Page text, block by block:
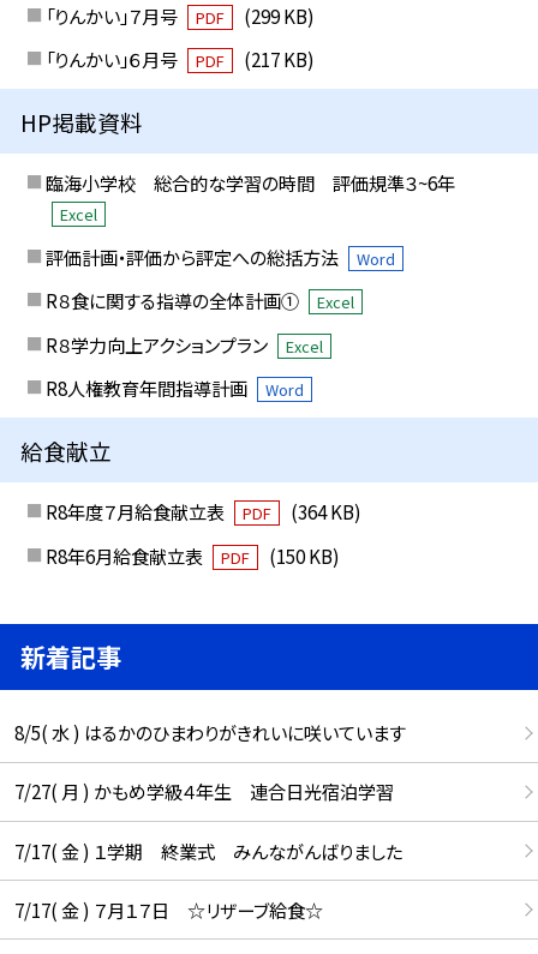
「りんかい」７月号
PDF
(299 KB)
「りんかい」６月号
PDF (217 KB)
HP掲載資料
臨海小学校 総合的な学習の時間 評価規準３~6年
Excel
評価計画・評価から評定への総括方法 Word
R８食に関する指導の全体計画① Excel
R８学力向上アクションプラン Excel
R8人権教育年間指導計画 Word
給食献立
R8年度７月給食献立表 PDF
(364 KB)
R8年6月給食献立表
PDF (150 KB)
新着記事
8/5( 水 ) はるかのひまわりがきれいに咲いています
7/27( 月 ) かもめ学級４年生 連合日光宿泊学習
7/17( 金 ) １学期 終業式 みんながんばりました
7/17( 金 ) ７月１７日 ☆リザーブ給食☆